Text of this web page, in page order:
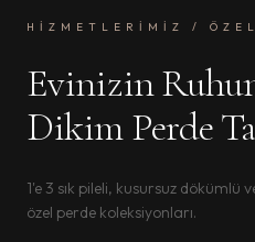
HİZMETLERİMİZ /
Evinizin
Dikim Perde
1'e 3 sık pileli, kusursuz dökümlü
özel perde koleksiyonları.